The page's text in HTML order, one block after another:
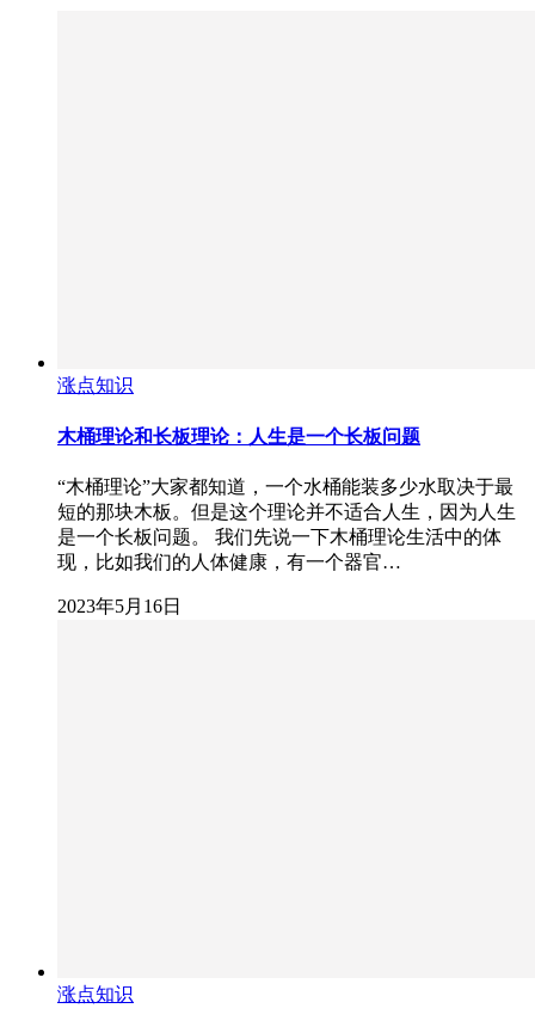
涨点知识
木桶理论和长板理论：人生是一个长板问题
“木桶理论”大家都知道，一个水桶能装多少水取决于最
短的那块木板。但是这个理论并不适合人生，因为人生
是一个长板问题。 我们先说一下木桶理论生活中的体
现，比如我们的人体健康，有一个器官…
2023年5月16日
涨点知识